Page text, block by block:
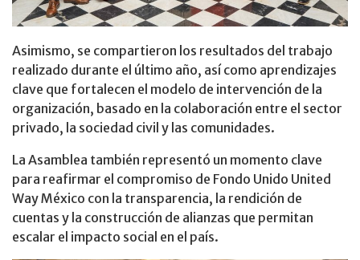
Asimismo, se compartieron los resultados del trabajo
realizado durante el último año, así como aprendizajes
clave que fortalecen el modelo de intervención de la
organización, basado en la colaboración entre el sector
privado, la sociedad civil y las comunidades.
La Asamblea también representó un momento clave
para reafirmar el compromiso de Fondo Unido United
Way México con la transparencia, la rendición de
cuentas y la construcción de alianzas que permitan
escalar el impacto social en el país.